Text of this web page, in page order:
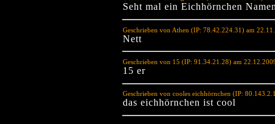
Seht mal ein Eichhörnchen
Geschrieben von Athen (IP: 78.42.224.31) am
Nett
Geschrieben von 15 (IP: 91.34.21.28) am
15 er
Geschrieben von cooles eichhörnchen (IP:
das eichhörnchen ist cool